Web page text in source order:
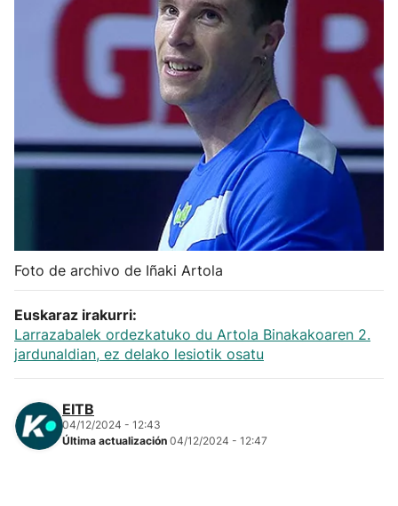
Balonmano
Atletismo
Carreras de montaña
"Helmuga"
Foto de archivo de Iñaki Artola
Euskaraz irakurri:
Larrazabalek ordezkatuko du Artola Binakakoaren 2.
jardunaldian, ez delako lesiotik osatu
EITB
04/12/2024 - 12:43
Última actualización 04/12/2024 - 12:47